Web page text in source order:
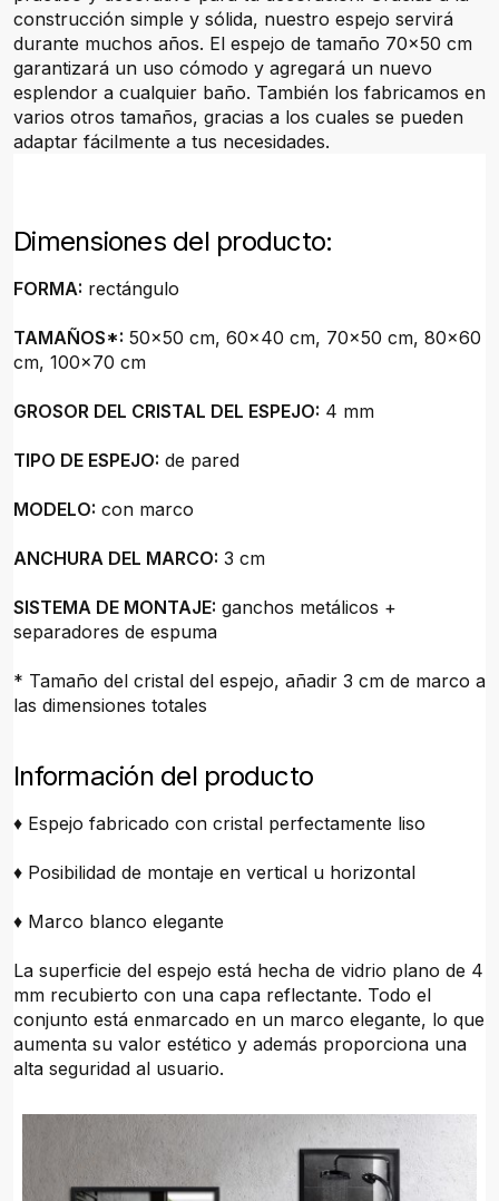
construcción simple y sólida, nuestro espejo servirá
durante muchos años. El espejo de tamaño 70x50 cm
garantizará un uso cómodo y agregará un nuevo
esplendor a cualquier baño. También los fabricamos en
varios otros tamaños, gracias a los cuales se pueden
adaptar fácilmente a tus necesidades.
Dimensiones del producto:
FORMA: rectángulo
TAMAÑOS*: 50x50 cm, 60x40 cm, 70x50 cm, 80x60
cm, 100x70 cm
GROSOR DEL CRISTAL DEL ESPEJO: 4 mm
TIPO DE ESPEJO: de pared
MODELO: con marco
ANCHURA DEL MARCO: 3 cm
SISTEMA DE MONTAJE: ganchos metálicos +
separadores de espuma
* Tamaño del cristal del espejo, añadir 3 cm de marco a
las dimensiones totales
Información del producto
♦ Espejo fabricado con cristal perfectamente liso
♦ Posibilidad de montaje en vertical u horizontal
♦ Marco blanco elegante
La superficie del espejo está hecha de vidrio plano de 4
mm recubierto con una capa reflectante. Todo el
conjunto está enmarcado en un marco elegante, lo que
aumenta su valor estético y además proporciona una
alta seguridad al usuario.